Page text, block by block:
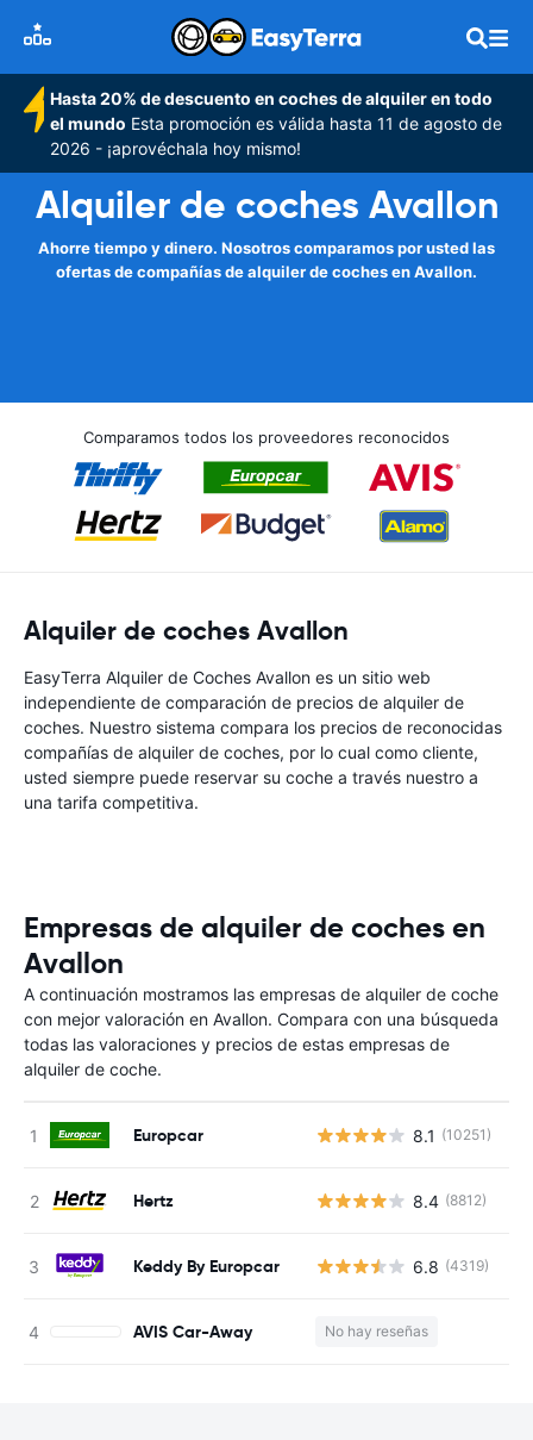
Hasta 20% de descuento en coches de alquiler en todo
el mundo Esta promoción es válida hasta 11 de agosto de
2026 - ¡aprovéchala hoy mismo!
Alquiler de coches Avallon
Ahorre tiempo y dinero. Nosotros comparamos por usted las
ofertas de compañías de alquiler de coches en Avallon.
Comparamos todos los proveedores reconocidos
Alquiler de coches Avallon
EasyTerra Alquiler de Coches Avallon es un sitio web
independiente de comparación de precios de alquiler de
coches. Nuestro sistema compara los precios de reconocidas
compañías de alquiler de coches, por lo cual como cliente,
usted siempre puede reservar su coche a través nuestro a
una tarifa competitiva.
Empresas de alquiler de coches en
Avallon
A continuación mostramos las empresas de alquiler de coche
con mejor valoración en Avallon. Compara con una búsqueda
todas las valoraciones y precios de estas empresas de
alquiler de coche.
Europcar 8.1 (10251)
Hertz 8.4 (8812)
Keddy By Europcar 6.8 (4319)
AVIS Car-Away No hay reseñas